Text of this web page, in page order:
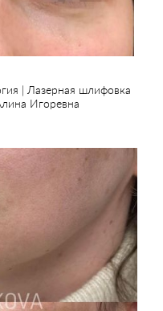
| Лазерная шлифовка
Игоревна